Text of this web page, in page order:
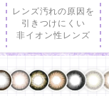
レンズ汚れの原因を
引きつけにくい
非イオン性レンズ